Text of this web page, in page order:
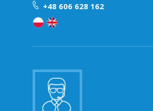
+48 606 628 162